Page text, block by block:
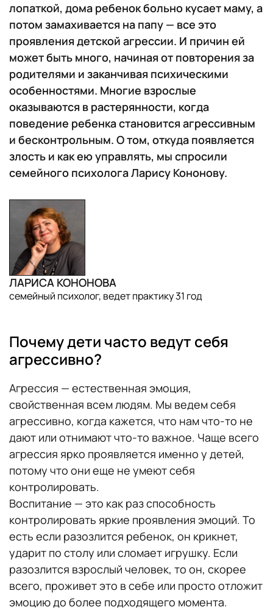
лопаткой, дома ребенок больно кусает маму, а
потом замахивается на папу — все это
проявления детской агрессии. И причин ей
может быть много, начиная от повторения за
родителями и заканчивая психическими
особенностями. Многие взрослые
оказываются в растерянности, когда
поведение ребенка становится агрессивным
и бесконтрольным. О том, откуда появляется
злость и как ею управлять, мы спросили
семейного психолога Ларису Кононову.
ЛАРИСА КОНОНОВА
семейный психолог, ведет практику 31 год
Почему дети часто ведут себя
агрессивно?
Агрессия — естественная эмоция,
свойственная всем людям. Мы ведем себя
агрессивно, когда кажется, что нам что-то не
дают или отнимают что-то важное. Чаще всего
агрессия ярко проявляется именно у детей,
потому что они еще не умеют себя
контролировать.
Воспитание — это как раз способность
контролировать яркие проявления эмоций. То
есть если разозлится ребенок, он крикнет,
ударит по столу или сломает игрушку. Если
разозлится взрослый человек, то он, скорее
всего, проживет это в себе или просто отложит
эмоцию до более подходящего момента.